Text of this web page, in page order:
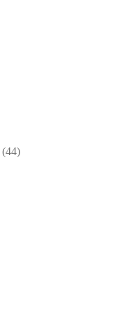
(44)